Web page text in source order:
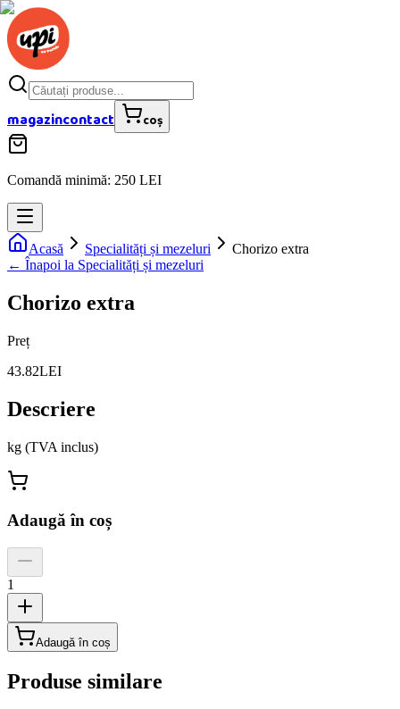
magazincontact coș
Comandă minimă: 250 LEI
Acasă Specialități și mezeluri
Chorizo extra
← Înapoi la Specialități și mezeluri
Chorizo extra
Preț
43.82LEI
Descriere
kg (TVA inclus)
Adaugă în coș
1
Adaugă în coș
Produse similare